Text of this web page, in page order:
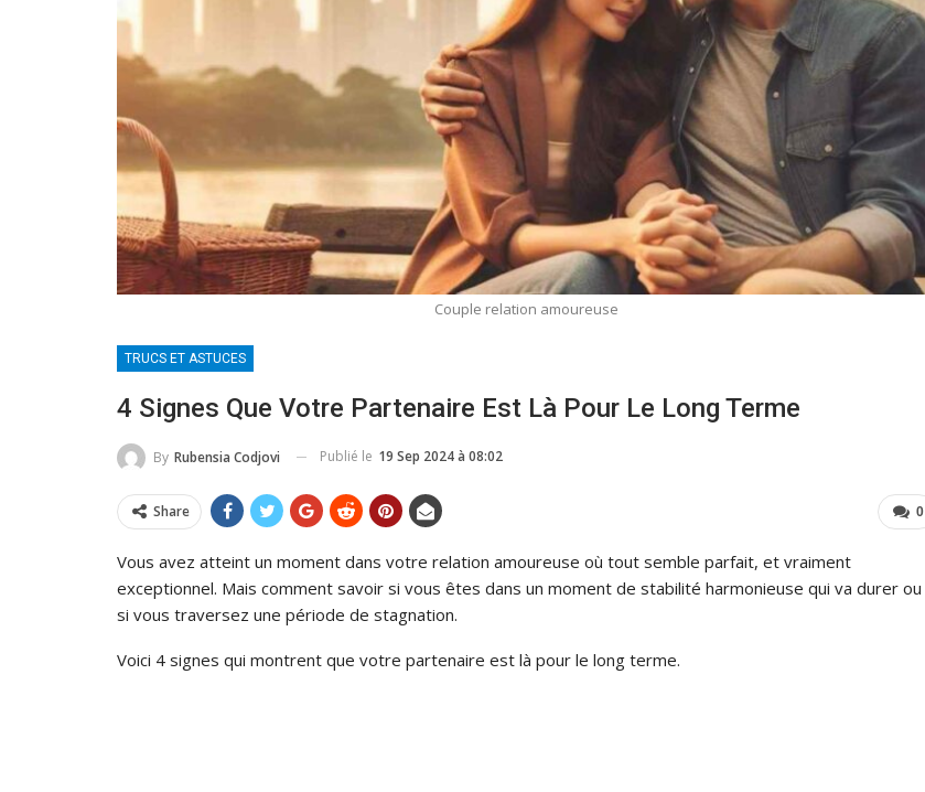
Couple relation amoureuse
TRUCS ET ASTUCES
4 Signes Que Votre Partenaire Est Là Pour Le Long Terme
By Rubensia Codjovi Publié le 19 Sep 2024 à 08:02
0
Share
Vous avez atteint un moment dans votre relation amoureuse où tout semble parfait, et vraiment
exceptionnel. Mais comment savoir si vous êtes dans un moment de stabilité harmonieuse qui va durer ou
si vous traversez une période de stagnation.
Voici 4 signes qui montrent que votre partenaire est là pour le long terme.